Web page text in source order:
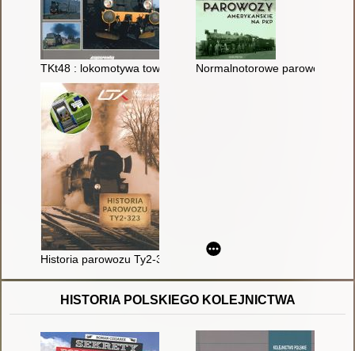
TKt48 : lokomotywa towarowa do pociągów osobowych
Normalnotorowe parowozy
Historia parowozu Ty2-323
HISTORIA POLSKIEGO KOLEJNICTWA